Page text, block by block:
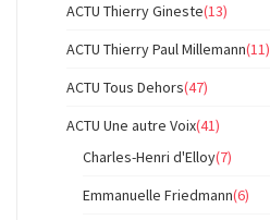
ACTU Thierry Gineste(13)
ACTU Thierry Paul Millemann(11)
ACTU Tous Dehors(47)
ACTU Une autre Voix(41)
Charles-Henri d'Elloy(7)
Emmanuelle Friedmann(6)